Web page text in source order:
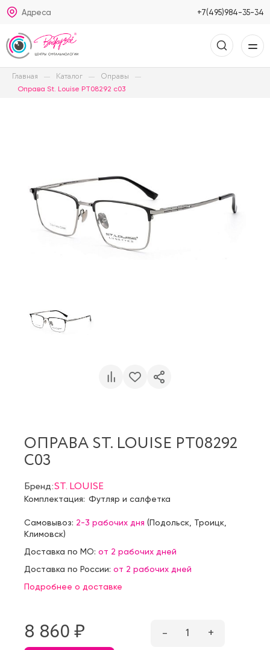
Адреса +7(495)984-35-34
Главная Каталог Оправы
Оправа St. Louise PT08292 c03
ОПРАВА ST. LOUISE PT08292
C03
Бренд:ST. LOUISE
Комплектация: Футляр и салфетка
Самовывоз: 2-3 рабочих дня (Подольск Троицк
Климовск)
Доставка по МО: от 2 рабочих дней
Доставка по России: от 2 рабочих дней
Подробнее о доставке
8 860 ₷ – 1 +